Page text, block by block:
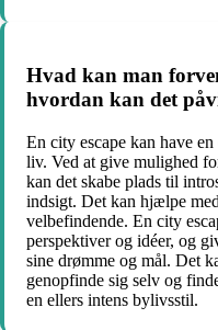
Hvad kan man
hvordan kan det
En city escape kan have
liv. Ved at give mulighed
kan det skabe plads til
indsigt. Det kan hjælpe
velbefindende. En city
perspektiver og idéer, og
sine drømme og mål. Det
genopfinde sig selv og
en ellers intens bylivsstil.